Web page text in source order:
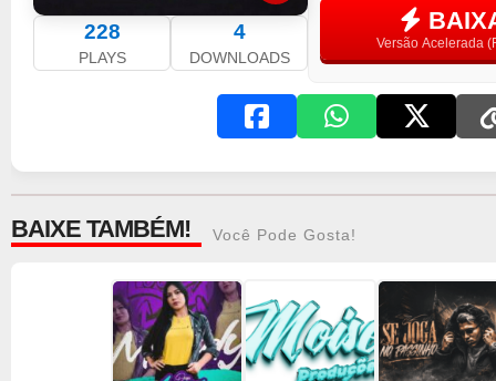
228
PLAYS
4
DOWNLOADS
Versão Acelerada
BAIXE TAMBÉM! Você Pode Gosta!